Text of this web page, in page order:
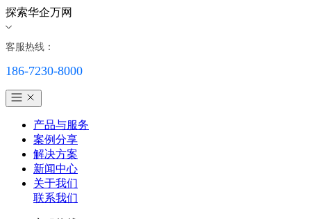
探索华企万网
客服热线：
186-7230-8000
产品与服务
案例分享
解决方案
新闻中心
关于我们
联系我们